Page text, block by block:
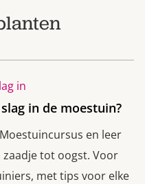
in de moestuin?
en leer
tot oogst. Voor
met tips voor elke